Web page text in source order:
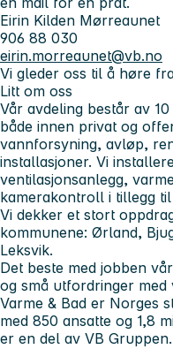
Eirin Kilden Mørreaunet
906 88 030
eirin.morreaunet@vb.no
Vi gleder oss til å høre
Litt om oss
Vår avdeling består av
både innen privat og
vannforsyning, avløp,
installasjoner. Vi
ventilasjonsanlegg,
kamerakontroll i tillegg
Vi dekker et stort
kommunene: Ørland,
Leksvik.
Det beste med jobben
og små utfordringer med
Varme & Bad er Norges
med 850 ansatte og 1,8
er en del av VB Gruppen.